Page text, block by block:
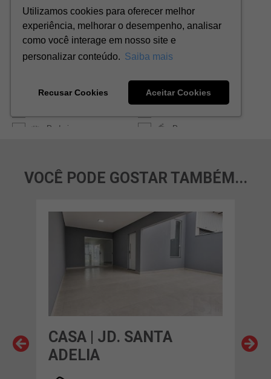
VOCÊ PODE GOSTAR TAMBÉM...
CASA | JD. SANTA
ADELIA